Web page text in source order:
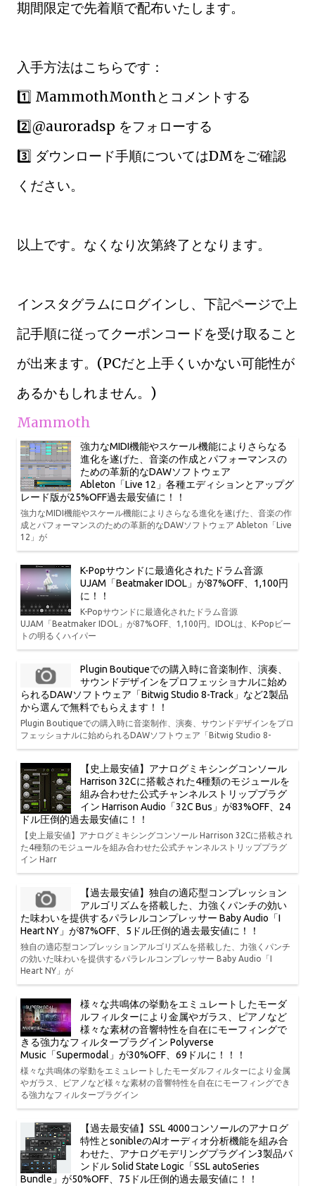
期間限定で先着順で配布いたします。
入手方法はこちらです：
1️⃣ MammothMonthとコメントする
2️⃣@auroradsp をフォローする
3️⃣ ダウンロード手順についてはDMをご確認
ください。
以上です。なくなり次第終了となります。
インスタグラムにログインし、下記ページで上
記手順に従ってクーポンコードを受け取ること
が出来ます。(PCだと上手くいかない可能性が
あるかもしれません。)
Mammoth
強力なMIDI機能やスケール機能によりさらなる
進化を遂げた、音楽の作成とパフォーマンスの
ための革新的なDAWソフトウェア
Ableton「Live 12」各種エディションとアップグ
レード版が25%OFF過去最安値に！！
強力なMIDI機能やスケール機能によりさらなる進化を遂げた、音楽の作
成とパフォーマンスのための革新的なDAWソフトウェア Ableton「Live
12」が
K-Popサウンドに最適化されたドラム音源
UJAM「Beatmaker IDOL」が87%OFF、1,100円
に！！
K-Popサウンドに最適化されたドラム音源
UJAM「Beatmaker IDOL」が87%OFF、1,100円。IDOLは、K-Popビー
トの明るくハイパー
Plugin Boutiqueでの購入時に音楽制作、演奏、
サウンドデザインをプロフェッショナルに始め
られるDAWソフトウェア「Bitwig Studio 8-Track」など2製品
から選んで無料でもらえます！！
Plugin Boutiqueでの購入時に音楽制作、演奏、サウンドデザインをプロ
フェッショナルに始められるDAWソフトウェア「Bitwig Studio 8-
【史上最安値】アナログミキシングコンソール
Harrison 32Cに搭載された4種類のモジュールを
組み合わせた公式チャンネルストリッププラグ
イン Harrison Audio「32C Bus」が83%OFF、24
ドル圧倒的過去最安値に！！
【史上最安値】アナログミキシングコンソール Harrison 32Cに搭載され
た4種類のモジュールを組み合わせた公式チャンネルストリッププラグ
イン Harr
【過去最安値】独自の適応型コンプレッション
アルゴリズムを搭載した、力強くパンチの効い
た味わいを提供するパラレルコンプレッサー Baby Audio「I
Heart NY」が87%OFF、5ドル圧倒的過去最安値に！！
独自の適応型コンプレッションアルゴリズムを搭載した、力強くパンチ
の効いた味わいを提供するパラレルコンプレッサー Baby Audio「I
Heart NY」が
様々な共鳴体の挙動をエミュレートしたモーダ
ルフィルターにより金属やガラス、ピアノなど
様々な素材の音響特性を自在にモーフィングで
きる強力なフィルタープラグイン Polyverse
Music「Supermodal」が30%OFF、69ドルに！！！
様々な共鳴体の挙動をエミュレートしたモーダルフィルターにより金属
やガラス、ピアノなど様々な素材の音響特性を自在にモーフィングでき
る強力なフィルタープラグイン
【過去最安値】SSL 4000コンソールのアナログ
特性とsonibleのAIオーディオ分析機能を組み合
わせた、アナログモデリングプラグイン3製品バ
ンドル Solid State Logic「SSL autoSeries
Bundle」が50%OFF、75ドル圧倒的過去最安値に！！